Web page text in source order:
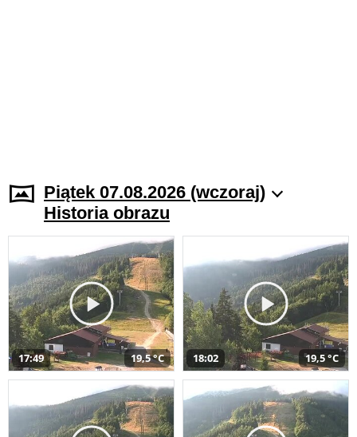
Piątek 07.08.2026 (wczoraj)
Historia obrazu
17:49 19,5 °C 18:02 19,5 °C